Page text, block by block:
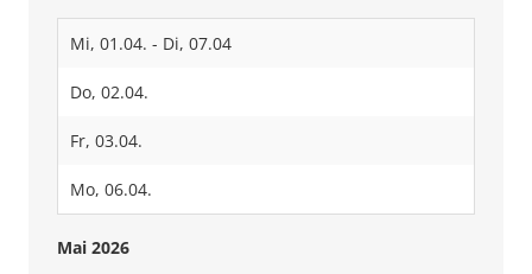
Mi, 01.04. - Di, 07.04
Do, 02.04.
Fr, 03.04.
Mo, 06.04.
Mai 2026